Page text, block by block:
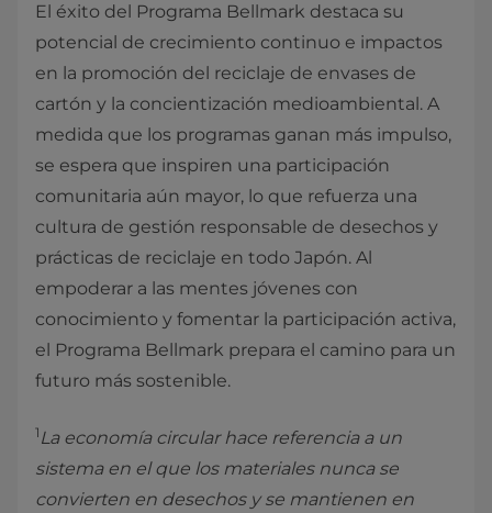
El éxito del Programa Bellmark destaca su
potencial de crecimiento continuo e impactos
en la promoción del reciclaje de envases de
cartón y la concientización medioambiental. A
medida que los programas ganan más impulso,
se espera que inspiren una participación
comunitaria aún mayor, lo que refuerza una
cultura de gestión responsable de desechos y
prácticas de reciclaje en todo Japón. Al
empoderar a las mentes jóvenes con
conocimiento y fomentar la participación activa,
el Programa Bellmark prepara el camino para un
futuro más sostenible.
1 La economía circular hace referencia a un
sistema en el que los materiales nunca se
convierten en desechos y se mantienen en